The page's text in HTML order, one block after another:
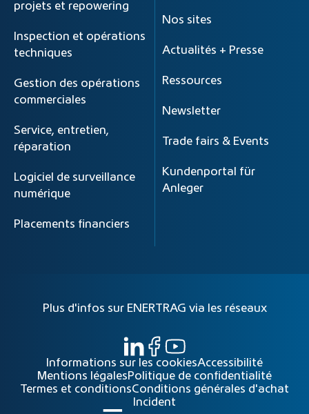
projets et repowering
Inspection et opérations
techniques
Gestion des opérations
commerciales
Service, entretien,
réparation
Logiciel de surveillance
numérique
Placements financiers
Nos sites
Actualités + Presse
Ressources
Newsletter
Trade fairs & Events
Kundenportal für
Anleger
Plus d'infos sur ENERTRAG via les réseaux
Informations sur les cookiesAccessibilité
Mentions légalesPolitique de confidentialité
Termes et conditionsConditions générales d'achat
Incident